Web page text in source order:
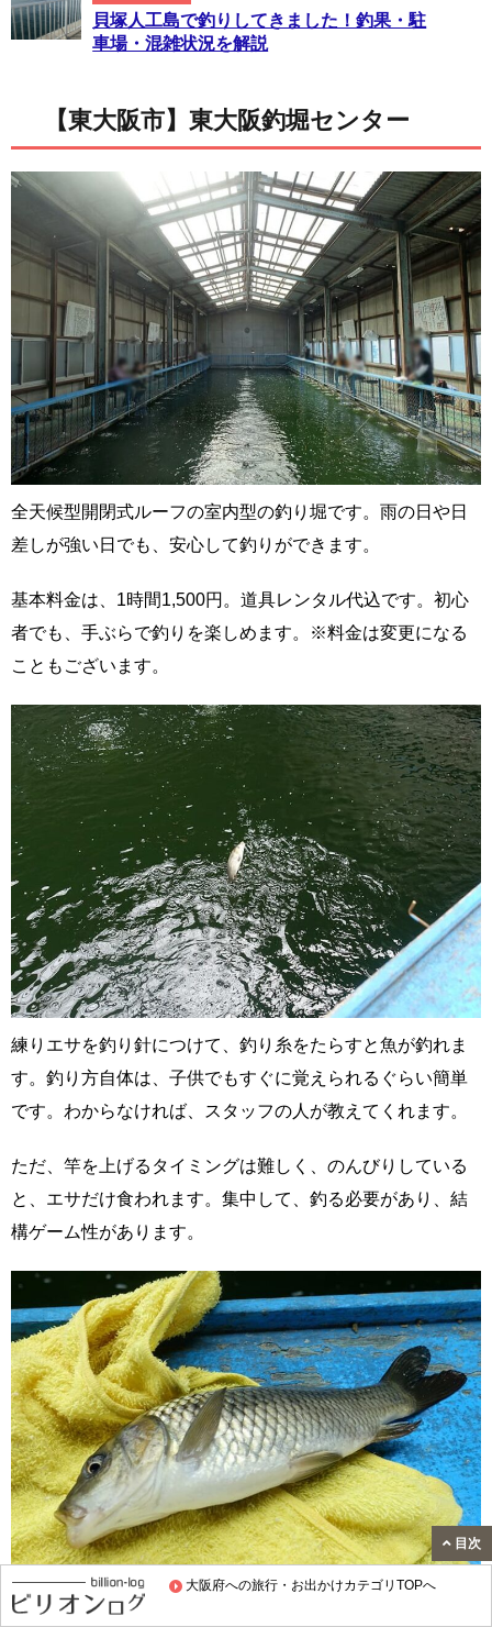
大阪府への旅行・お出かけカテゴリTOPへ
貝塚人工島で釣りしてきました！釣果・駐
車場・混雑状況を解説
【東大阪市】東大阪釣堀センター
全天候型開閉式ルーフの室内型の釣り堀です。雨の日や日
差しが強い日でも、安心して釣りができます。
基本料金は、1時間1,500円。道具レンタル代込です。初心
者でも、手ぶらで釣りを楽しめます。※料金は変更になる
こともございます。
練りエサを釣り針につけて、釣り糸をたらすと魚が釣れま
す。釣り方自体は、子供でもすぐに覚えられるぐらい簡単
です。わからなければ、スタッフの人が教えてくれます。
ただ、竿を上げるタイミングは難しく、のんびりしている
と、エサだけ食われます。集中して、釣る必要があり、結
構ゲーム性があります。
魚は、鯉、錦鯉、金魚が釣れるみたいです。私が行ったと
目次